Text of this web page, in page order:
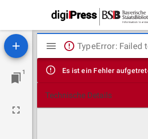
1
Mirador
Viewer
TypeError: Failed
Es ist ein Fehler
Technische Details